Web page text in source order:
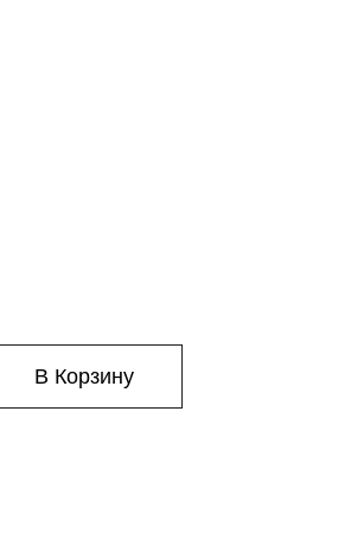
В Корзину